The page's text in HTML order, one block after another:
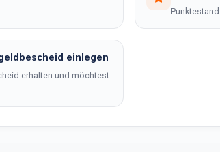
einlegen
erhalten und möchtest